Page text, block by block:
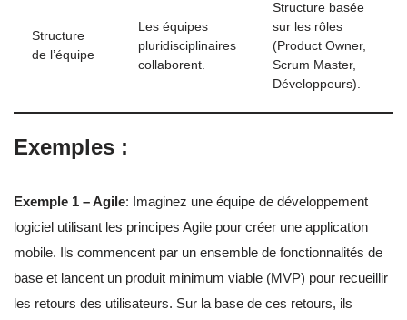
Structure
de l’équipe
Les équipes
pluridisciplinaires
collaborent.
Structure basée
sur les rôles
(Product Owner,
Scrum Master,
Développeurs).
Exemples :
Exemple 1 – Agile: Imaginez une équipe de développement
logiciel utilisant les principes Agile pour créer une application
mobile. Ils commencent par un ensemble de fonctionnalités de
base et lancent un produit minimum viable (MVP) pour recueillir
les retours des utilisateurs. Sur la base de ces retours, ils